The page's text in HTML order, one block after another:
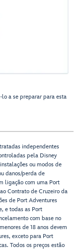
a se preparar para esta
independentes
pela Disney
ou modos de
danos/perda de
ligação com uma Port
Contrato de Cruzeiro da
de Port Adventures
e todas as Port
com base no
de 18 anos devem
exceto para Port
Todos os preços estão